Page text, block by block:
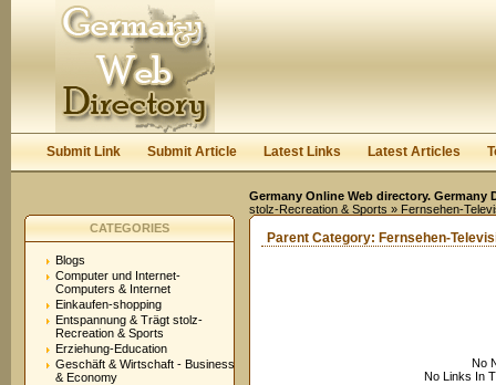
Submit Link Submit Article Latest Links Latest Articles
Germany Online Web directory.
stolz-Recreation & Sports » Fernsehen-
CATEGORIES
Blogs
Computer und Internet-
Computers & Internet
Einkaufen-shopping
Entspannung & Trägt stolz-
Recreation & Sports
Erziehung-Education
Geschäft & Wirtschaft - Business
& Economy
Parent Category: Fernsehen-
No
No Links In